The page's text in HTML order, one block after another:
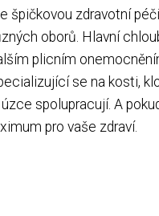
špičkovou zdravotní
oborů. Hlavní
plicním
se na kosti,
spolupracují. A
pro vaše zdraví.